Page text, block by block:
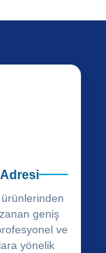
geniş
ve
yönelik